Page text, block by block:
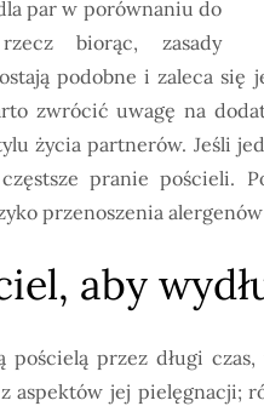
par w porównaniu do
biorąc, zasady
podobne i zaleca
zwrócić uwagę na
życia partnerów. Jeśli
pranie pościeli.
przenoszenia
aby
pościelą przez długi
aspektów jej pielęgnacji;